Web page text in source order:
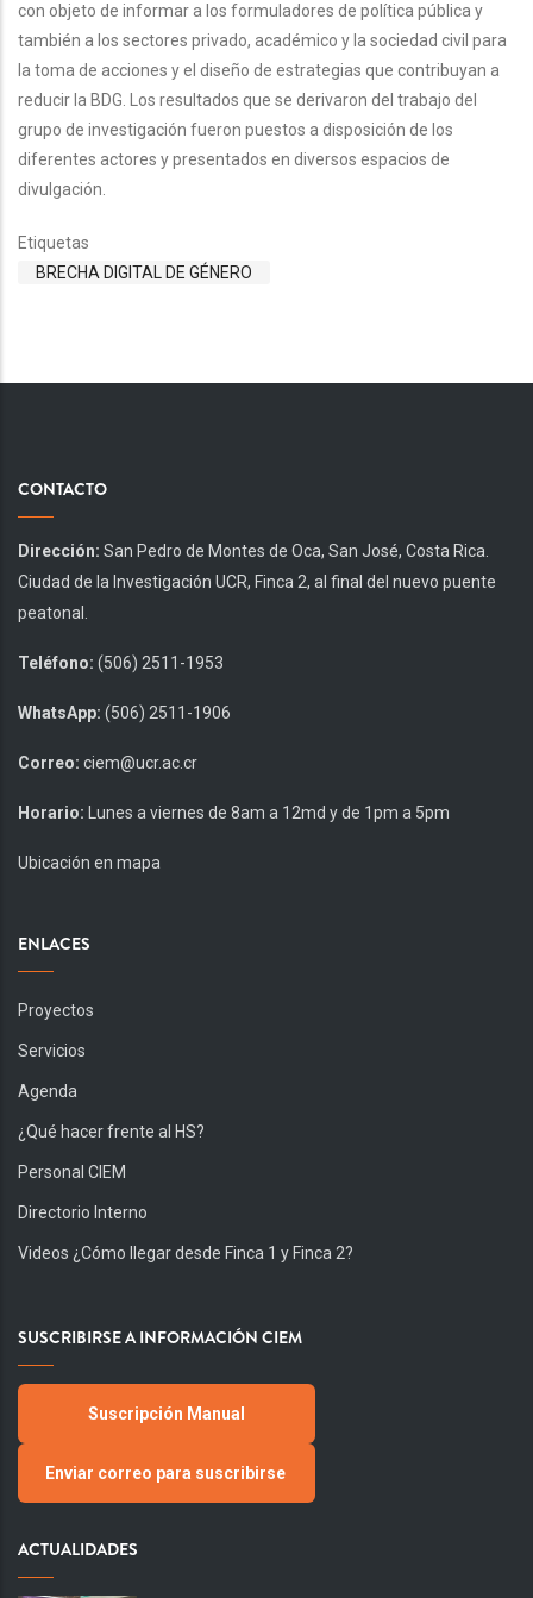
con objeto de informar a los formuladores de política pública y
también a los sectores privado, académico y la sociedad civil para
la toma de acciones y el diseño de estrategias que contribuyan a
reducir la BDG. Los resultados que se derivaron del trabajo del
grupo de investigación fueron puestos a disposición de los
diferentes actores y presentados en diversos espacios de
divulgación.
Etiquetas
BRECHA DIGITAL DE GÉNERO
CONTACTO
Dirección: San Pedro de Montes de Oca, San José, Costa Rica.
Ciudad de la Investigación UCR, Finca 2, al final del nuevo puente
peatonal.
Teléfono: (506) 2511-1953
WhatsApp: (506) 2511-1906
Correo: ciem@ucr.ac.cr
Horario: Lunes a viernes de 8am a 12md y de 1pm a 5pm
Ubicación en mapa
ENLACES
Proyectos
Servicios
Agenda
¿Qué hacer frente al HS?
Personal CIEM
Directorio Interno
Videos ¿Cómo llegar desde Finca 1 y Finca 2?
SUSCRIBIRSE A INFORMACIÓN CIEM
Suscripción Manual
Enviar correo para suscribirse
ACTUALIDADES